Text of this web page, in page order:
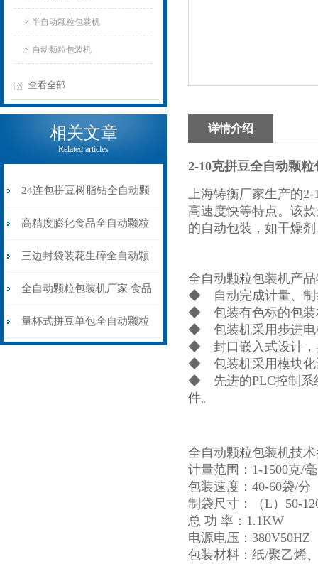
半自动颗粒包装机
自动颗粒包装机
查看全部
相关文章
Related articles
24连包拼豆树脂钻全自动颗
粒包装机高精度防静电
高精度膨化食品全自动颗粒
包装机15-35克\包
三边封袋装花生碎全自动颗
粒包装机1000克\包
全自动颗粒包装机厂家 食品
大米小米白糖食盐包装机
量杯式拼豆单包全自动颗粒
详情介绍
2-10克拼豆全自动颗
上海铸衡厂家生产的
高速度快等特点。该
的自动包装，如干燥
全自动颗粒包装机产
◆ 自动完成计量、制
◆ 包装有色标的包装
◆ 包装机采用步进电
◆ 封口嵌入式设计，
◆ 包装机采用模块化
◆ 先进的PLC控制系
件。
全自动颗粒包装机技
计量范围：1-1500克/
包装速度：40-60袋/分
制袋尺寸：（L）50-
总 功 率：1.1KW
电源电压：
包装材料：纸/聚乙烯